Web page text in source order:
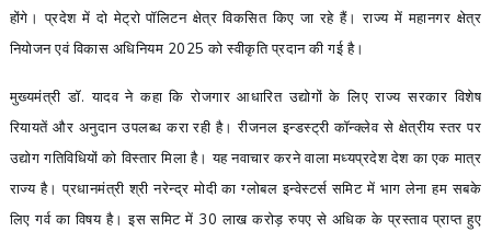
होंगे। प्रदेश में दो मेट्रो पॉलिटन क्षेत्र विकसित किए जा रहे हैं। राज्य में महानगर क्षेत्र
नियोजन एवं विकास अधिनियम 2025 को स्वीकृति प्रदान की गई है।
मुख्यमंत्री डॉ. यादव ने कहा कि रोजगार आधारित उद्योगों के लिए राज्य सरकार विशेष
रियायतें और अनुदान उपलब्ध करा रही है। रीजनल इन्डस्ट्री कॉन्क्लेव से क्षेत्रीय स्तर पर
उद्योग गतिविधियों को विस्तार मिला है। यह नवाचार करने वाला मध्यप्रदेश देश का एक मात्र
राज्य है। प्रधानमंत्री श्री नरेन्द्र मोदी का ग्लोबल इन्वेस्टर्स समिट में भाग लेना हम सबके
लिए गर्व का विषय है। इस समिट में 30 लाख करोड़ रुपए से अधिक के प्रस्ताव प्राप्त हुए